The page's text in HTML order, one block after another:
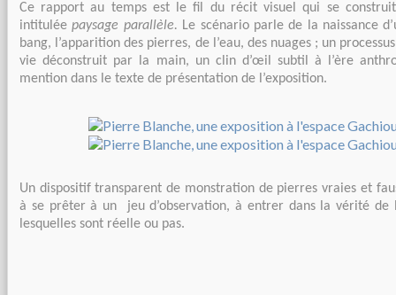
Ce rapport au temps est le fil du récit visuel qui se
intituléepaysage parallèle. Le scénario parle de la naissance
bang, l’apparition des pierres, de l’eau, des nuages ; un
vie déconstruit par la main, un clin d’œil subtil à l’ère
mention dans le texte de présentation de l’exposition.
Un dispositif transparent de monstration de pierres vraies et
à se prêter à un jeu d’observation, à entrer dans la vérité
lesquelles sont réelle ou pas.